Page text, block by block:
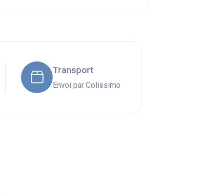
Transport
Envoi par Colissimo